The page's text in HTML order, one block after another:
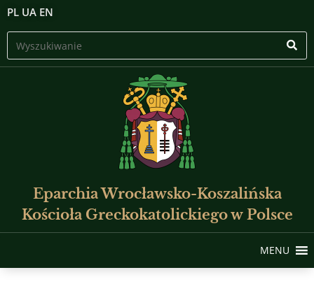
PL UA EN
Eparchia Wrocławsko-Koszalińska
Kościoła Greckokatolickiego w Polsce
MENU